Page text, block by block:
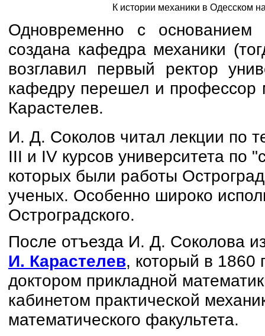
К истории механики в Одесском
Одновременно с основанием
создана кафедра механики
возглавил первый ректор
кафедру перешел и профессор
Карастелев.
И. Д. Соколов читал лекции по
III и IV курсов университета по
которых были работы
ученых. Особенно широко
Остроградского.
После отъезда И. Д. Соколова
И. Карастелев, который в 1860
доктором прикладной
кабинетом практической
математического факультета.